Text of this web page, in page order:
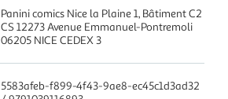
Panini comics Nice la Plaine 1, Bâtiment C2
CS 12273 Avenue Emmanuel-Pontremoli
06205 NICE CEDEX 3
5583afeb-f899-4f43-9ae8-ec45c1d3ad32